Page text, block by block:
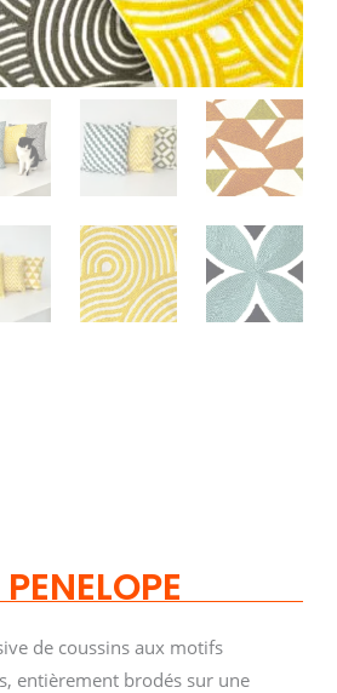
de coussins aux motifs
entièrement brodés sur une